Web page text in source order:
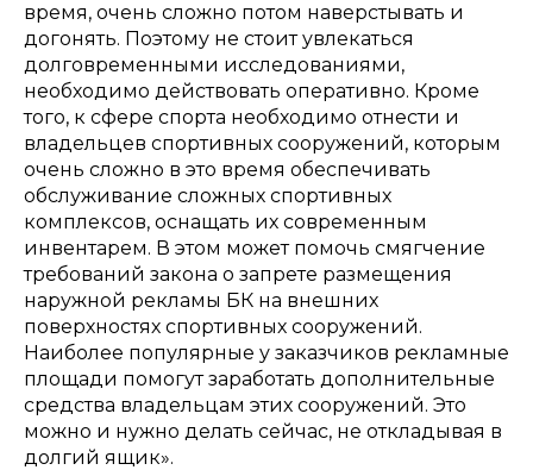
время, очень сложно потом наверстывать и
догонять. Поэтому не стоит увлекаться
долговременными исследованиями,
необходимо действовать оперативно. Кроме
того, к сфере спорта необходимо отнести и
владельцев спортивных сооружений, которым
очень сложно в это время обеспечивать
обслуживание сложных спортивных
комплексов, оснащать их современным
инвентарем. В этом может помочь смягчение
требований закона о запрете размещения
наружной рекламы БК на внешних
поверхностях спортивных сооружений.
Наиболее популярные у заказчиков рекламные
площади помогут заработать дополнительные
средства владельцам этих сооружений. Это
можно и нужно делать сейчас, не откладывая в
долгий ящик».